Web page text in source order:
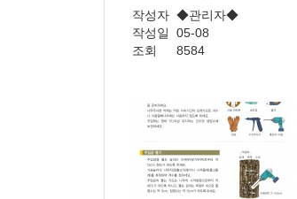
작성자 ◆관리자◆
작성일
05-08
조회
8584